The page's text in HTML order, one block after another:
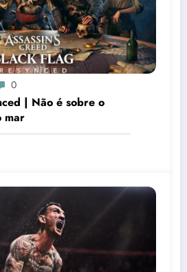
0
| Não é sobre o
mar